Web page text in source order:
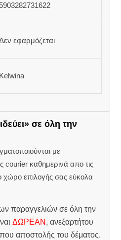
5903282731622
εφαρμόζεται
Kelwina
σε όλη την
με
courier καθημερινά απο τις
επιλογής σας εύκολα
παραγγελιών σε όλη την
ΔΩΡΕΑΝ , ανεξαρτήτου
αποστολής του δέματος.